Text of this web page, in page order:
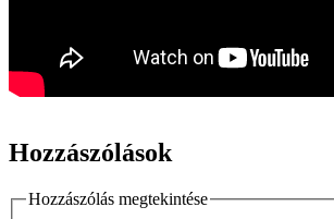
Hozzászólások
Hozzászólás megtekintése